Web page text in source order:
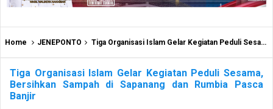
Home JENEPONTO Tiga Organisasi Islam Gelar Kegiatan Peduli Sesama, Bersihkan Sampah di Sapanang dan Rumbia Pasca Banjir
Tiga Organisasi Islam Gelar Kegiatan Peduli Sesama,
Bersihkan Sampah di Sapanang dan Rumbia Pasca
Banjir